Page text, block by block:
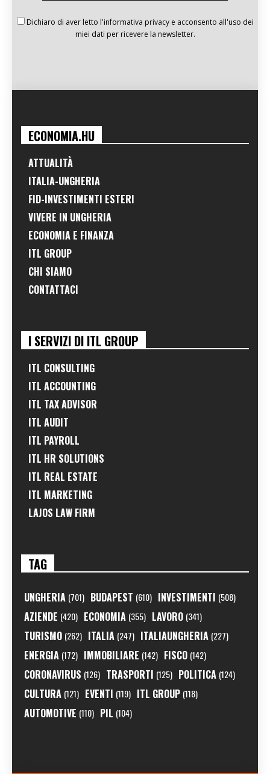
Dichiaro di aver letto l'informativa privacy e acconsento all'uso dei
miei dati per ricevere la newsletter.
ECONOMIA.HU
ATTUALITÀ
ITALIA-UNGHERIA
FID-INVESTIMENTI ESTERI
VIVERE IN UNGHERIA
ECONOMIA E FINANZA
ITL GROUP
CHI SIAMO
CONTATTACI
I SERVIZI DI ITL GROUP
ITL CONSULTING
ITL ACCOUNTING
ITL TAX ADVISOR
ITL AUDIT
ITL PAYROLL
ITL HR SOLUTIONS
ITL REAL ESTATE
ITL MARKETING
LAJOS LAW FIRM
TAG
UNGHERIA (701) BUDAPEST (610) INVESTIMENTI (508)
AZIENDE (420) ECONOMIA (355) LAVORO (341)
TURISMO (262) ITALIA (247) ITALIAUNGHERIA (227)
ENERGIA (172) IMMOBILIARE (142) FISCO (142)
CORONAVIRUS (126) TRASPORTI (125) POLITICA (124)
CULTURA (121) EVENTI (119) ITL GROUP (118)
AUTOMOTIVE (110) PIL (104)